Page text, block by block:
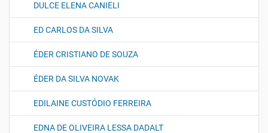
DULCE ELENA CANIELI
ED CARLOS DA SILVA
ÉDER CRISTIANO DE SOUZA
ÉDER DA SILVA NOVAK
EDILAINE CUSTÓDIO FERREIRA
EDNA DE OLIVEIRA LESSA DADALT